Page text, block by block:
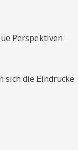
Perspektiven
sich die Eindrücke